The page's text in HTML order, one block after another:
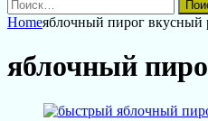
Homeяблочный пирог вкусный
яблочный